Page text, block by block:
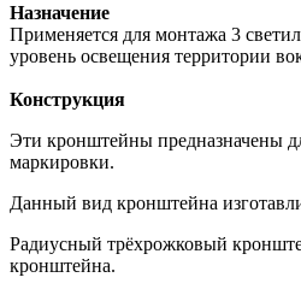
Назначение
Применяется для монтажа 3
уровень освещения территории
Конструкция
Эти кронштейны предназначены
маркировки.
Данный вид кронштейна
Радиусный трёхрожковый
кронштейна.